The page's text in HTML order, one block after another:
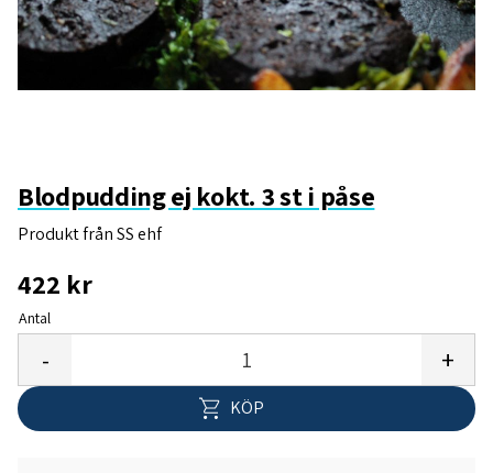
Blodpudding ej kokt. 3 st i påse
Produkt från SS ehf
422 kr
Antal
+
-
KÖP